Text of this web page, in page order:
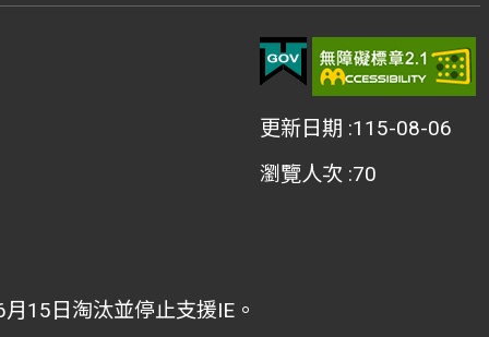
15日淘汰並停止支援IE。
更新日期 115-08-06
瀏覽人次 70